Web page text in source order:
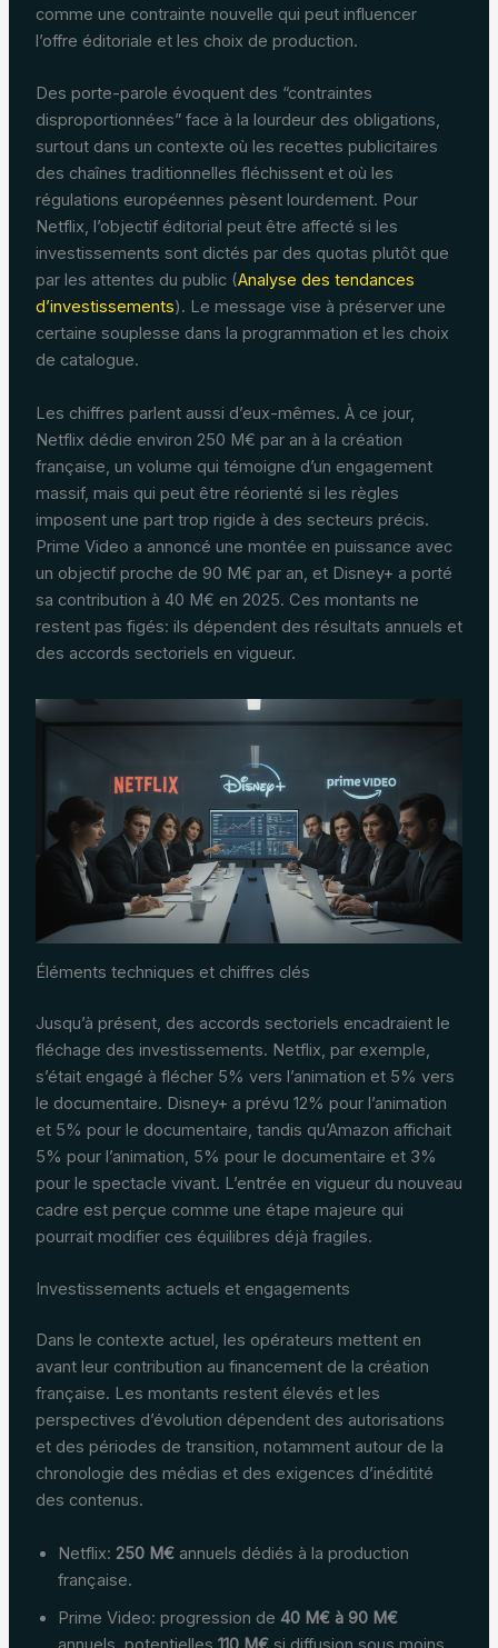
comme une contrainte nouvelle qui peut influencer
l’offre éditoriale et les choix de production.
Des porte-parole évoquent des “contraintes
disproportionnées” face à la lourdeur des obligations,
surtout dans un contexte où les recettes publicitaires
des chaînes traditionnelles fléchissent et où les
régulations européennes pèsent lourdement. Pour
Netflix, l’objectif éditorial peut être affecté si les
investissements sont dictés par des quotas plutôt que
par les attentes du public (Analyse des tendances
d’investissements). Le message vise à préserver une
certaine souplesse dans la programmation et les choix
de catalogue.
Les chiffres parlent aussi d’eux-mêmes. À ce jour,
Netflix dédie environ 250 M€ par an à la création
française, un volume qui témoigne d’un engagement
massif, mais qui peut être réorienté si les règles
imposent une part trop rigide à des secteurs précis.
Prime Video a annoncé une montée en puissance avec
un objectif proche de 90 M€ par an, et Disney+ a porté
sa contribution à 40 M€ en 2025. Ces montants ne
restent pas figés: ils dépendent des résultats annuels et
des accords sectoriels en vigueur.
Éléments techniques et chiffres clés
Jusqu’à présent, des accords sectoriels encadraient le
fléchage des investissements. Netflix, par exemple,
s’était engagé à flécher 5% vers l’animation et 5% vers
le documentaire. Disney+ a prévu 12% pour l’animation
et 5% pour le documentaire, tandis qu’Amazon affichait
5% pour l’animation, 5% pour le documentaire et 3%
pour le spectacle vivant. L’entrée en vigueur du nouveau
cadre est perçue comme une étape majeure qui
pourrait modifier ces équilibres déjà fragiles.
Investissements actuels et engagements
Dans le contexte actuel, les opérateurs mettent en
avant leur contribution au financement de la création
française. Les montants restent élevés et les
perspectives d’évolution dépendent des autorisations
et des périodes de transition, notamment autour de la
chronologie des médias et des exigences d’inéditité
des contenus.
Netflix: 250 M€annuels dédiés à la production
française.
Prime Video: progression de 40 M€ à 90 M€